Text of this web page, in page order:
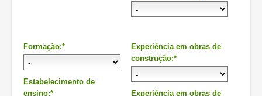
Formação:*
Estabelecimento de
ensino:*
Experiência em obras de
construção:*
Experiência em obras de